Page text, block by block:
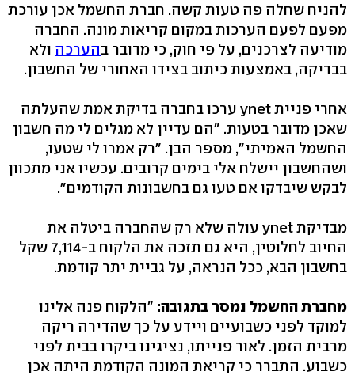
להניח שחלה פה טעות קשה. חברת החשמל אכן עורכת
מפעם לפעם הערכות במקום קריאות מונה. החברה
מודיעה לצרכנים, על פי חוק, כי מדובר בהערכה ולא
בבדיקה, באמצעות כיתוב בצידו האחורי של החשבון.
אחרי פניית ynet ערכו בחברה בדיקת אמת שהעלתה
שאכן מדובר בטעות. "הם עדיין לא מגלים לי מה חשבון
החשמל האמיתי", מספר הבן. "רק אמרו לי שטעו,
ושהחשבון יישלח אלי בימים קרובים. עכשיו אני מתכוון
לבקש שיבדקו אם טעו גם בחשבונות הקודמים".
מבדיקת ynet עולה שלא רק שהחברה ביטלה את
החיוב לחלוטין, היא גם תזכה את הלקוח ב-7,114 שקל
בחשבון הבא, ככל הנראה, על גביית יתר קודמת.
מחברת החשמל נמסר בתגובה: "הלקוח פנה אלינו
למוקד לפני כשבועיים ויידע על כך שהדירה ריקה
מרבית הזמן. לאור פנייתו, נציגינו ביקרו בבית לפני
כשבוע. התברר כי קריאת המונה הקודמת היתה אכן